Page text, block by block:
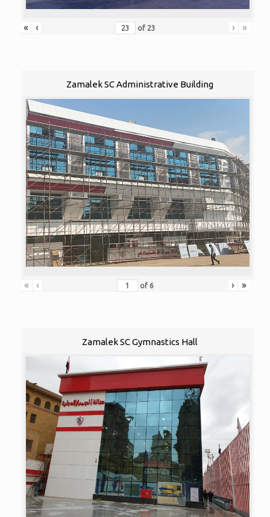
« ‹ of 23 › »
Zamalek SC Administrative Building
« ‹ of 6 › »
Zamalek SC Gymnastics Hall